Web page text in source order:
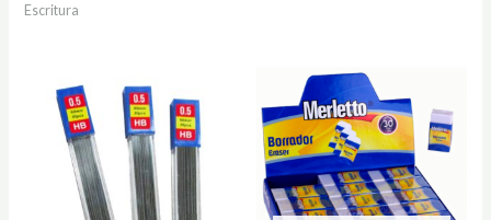
Escritura